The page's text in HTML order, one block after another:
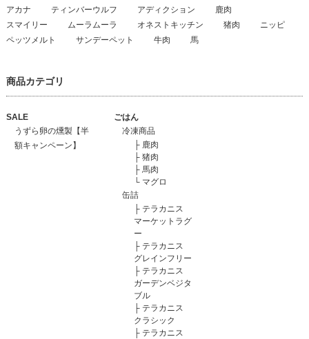
アカナ
ティンバーウルフ アディクション
鹿肉
スマイリー
ムーラムーラ オネストキッチン 猪肉
ニッピ
ペッツメルト
サンデーペット 牛肉 馬
商品カテゴリ
SALE
うずら卵の燻製【半
額キャンペーン】
ごはん
冷凍商品
├ 鹿肉
├ 猪肉
├ 馬肉
└ マグロ
缶詰
├ テラカニス
マーケットラグ
ー
├ テラカニス
グレインフリー
├ テラカニス
ガーデンベジタ
ブル
├ テラカニス
クラシック
├ テラカニス